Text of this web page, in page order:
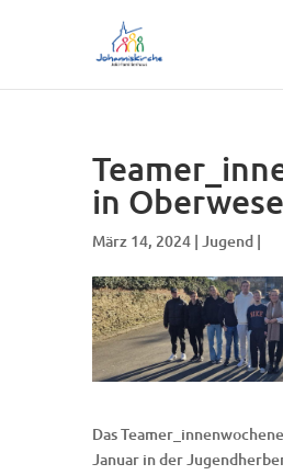
in
März 14, 2024 | Jugend |
Das
Januar in der